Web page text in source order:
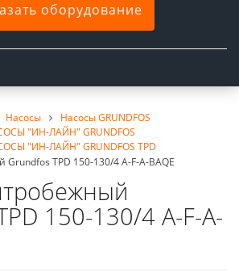
оборудование
Насосы
Насосы GRUNDFOS
"ИН-ЛАЙН" GRUNDFOS
"ИН-ЛАЙН" GRUNDFOS TPD
TPD 150-130/4 A-F-A-BAQE
150-130/4 A-F-A-